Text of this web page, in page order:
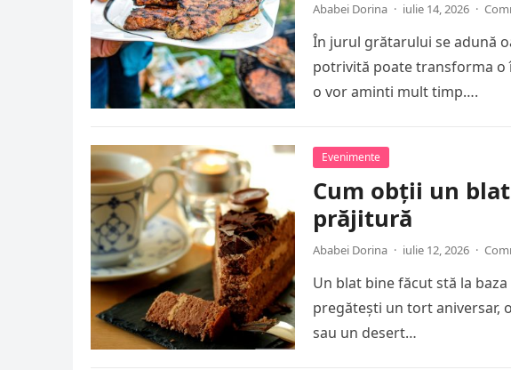
Ababei Dorina · iulie 14, 2026 ·
În jurul grătarului se adună
potrivită poate transforma o
o vor aminti mult timp….
Evenimente
Cum obții un
prăjitură
Ababei Dorina · iulie 12, 2026 ·
Un blat bine făcut stă la
pregătești un tort aniversar,
sau un desert…